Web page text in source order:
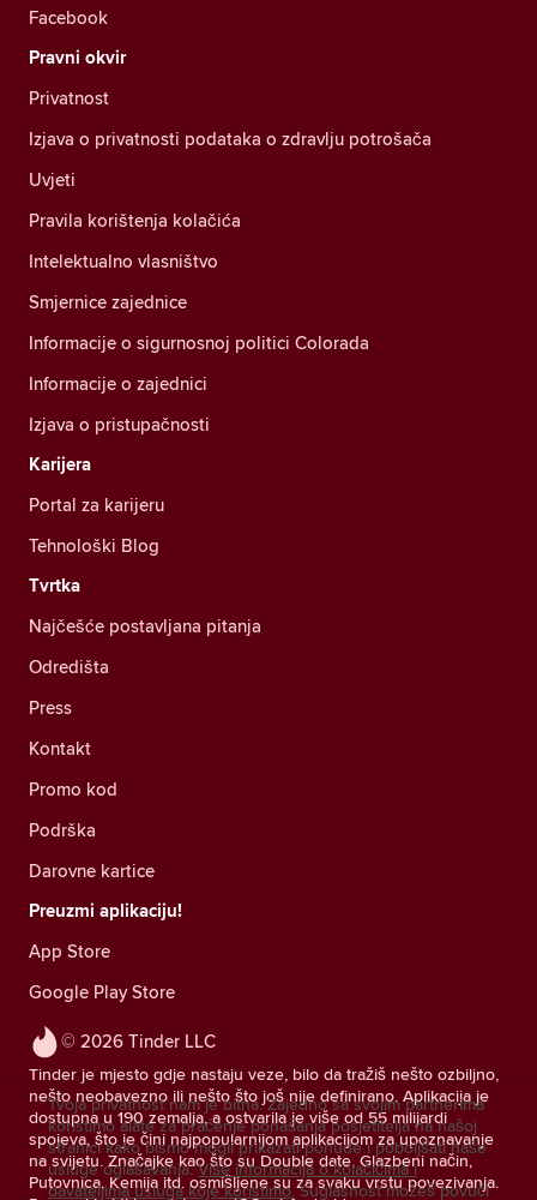
© 2026 Tinder LLC
Tinder je mjesto gdje nastaju veze, bilo da tražiš nešto ozbiljno,
nešto neobavezno ili nešto što još nije definirano. Aplikacija je
dostupna u 190 zemalja, a ostvarila je više od 55 milijardi
spojeva, što je čini najpopularnijom aplikacijom za upoznavanje
na svijetu. Značajke kao što su Double date, Glazbeni način,
Putovnica, Kemija itd. osmišljene su za svaku vrstu povezivanja.
Facebook
Pravni okvir
Privatnost
Izjava o privatnosti podataka o zdravlju potrošača
Uvjeti
Pravila korištenja kolačića
Intelektualno vlasništvo
Smjernice zajednice
Informacije o sigurnosnoj politici Colorada
Informacije o zajednici
Izjava o pristupačnosti
Karijera
Portal za karijeru
Tehnološki Blog
Tvrtka
Najčešće postavljana pitanja
Odredišta
Press
Kontakt
Promo kod
Podrška
Darovne kartice
Preuzmi aplikaciju!
App Store
Google Play Store
Tvoja privatnost nam je bitna. Zajedno sa svojim partnerima
koristimo alate za praćenje ponašanja posjetitelja na našoj
stranici kako bismo mogli prikazati ponude i poboljšati naše
usluge oglašavanja. Više informacija o kolačićima i
davateljima usluga koje koristimo. Suglasnost možeš povući